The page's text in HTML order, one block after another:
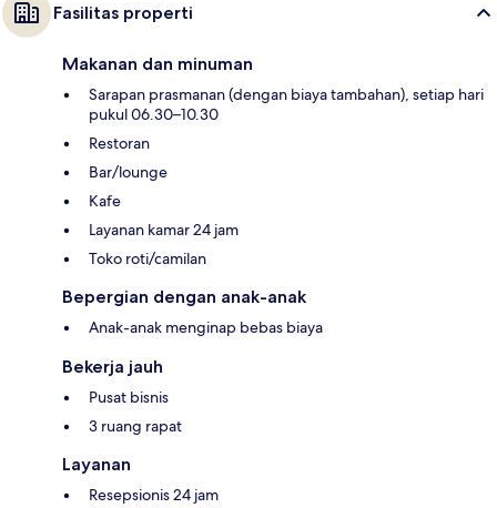
Fasilitas properti
Makanan dan minuman
Sarapan prasmanan (dengan biaya tambahan), setiap hari
pukul 06.30–10.30
Restoran
Bar/lounge
Kafe
Layanan kamar 24 jam
Toko roti/camilan
Bepergian dengan anak-anak
Anak-anak menginap bebas biaya
Bekerja jauh
Pusat bisnis
3 ruang rapat
Layanan
Resepsionis 24 jam